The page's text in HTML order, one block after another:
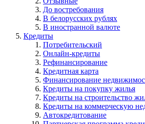
До востребования
В белорусских рублях
В иностранной валюте
Кредиты
Потребительский
Онлайн-кредиты
Рефинансирование
Кредитная карта
Финансирование
Кредиты на покупку жилья
Кредиты на строительство
Кредиты на коммерческую
Автокредитование